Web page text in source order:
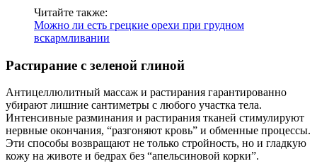
Читайте также:
Можно ли есть грецкие орехи при грудном
вскармливании
Растирание с зеленой глиной
Антицеллюлитный массаж и растирания гарантированно
убирают лишние сантиметры с любого участка тела.
Интенсивные разминания и растирания тканей стимулируют
нервные окончания, “разгоняют кровь” и обменные процессы.
Эти способы возвращают не только стройность, но и гладкую
кожу на животе и бедрах без “апельсиновой корки”.